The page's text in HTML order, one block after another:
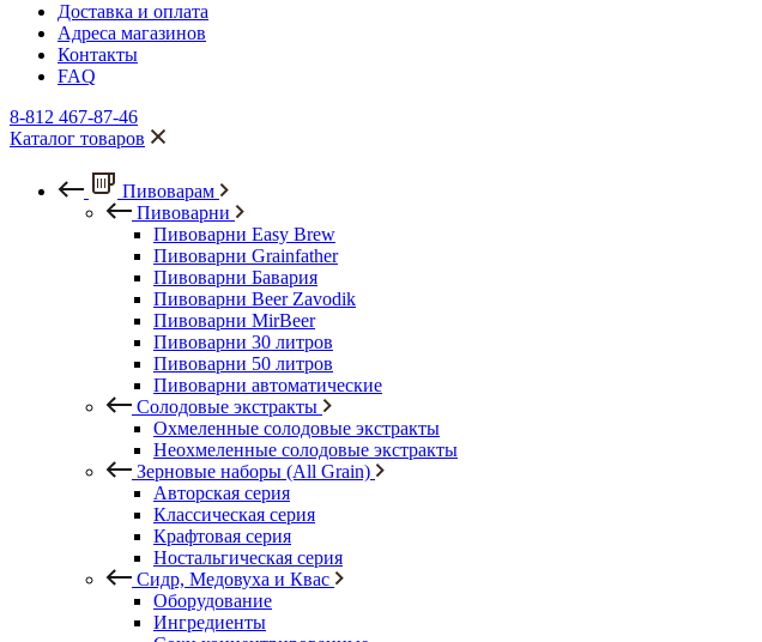
Доставка и оплата
Адреса магазинов
Контакты
FAQ
8-812 467-87-46
Каталог товаров
Пивоварам
Пивоварни
Пивоварни Easy Brew
Пивоварни Grainfather
Пивоварни Бавария
Пивоварни Beer Zavodik
Пивоварни MirBeer
Пивоварни 30 литров
Пивоварни 50 литров
Пивоварни автоматические
Солодовые экстракты
Охмеленные солодовые экстракты
Неохмеленные солодовые экстракты
Зерновые наборы (All Grain)
Авторская серия
Классическая серия
Крафтовая серия
Ностальгическая серия
Сидр, Медовуха и Квас
Оборудование
Ингредиенты